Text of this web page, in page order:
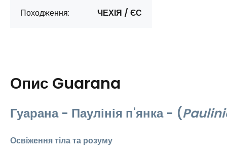
Походження: ЧЕХІЯ / ЄС
Опис Guarana
Гуарана - Паулінія п'янка - (
Освіження тіла та розуму